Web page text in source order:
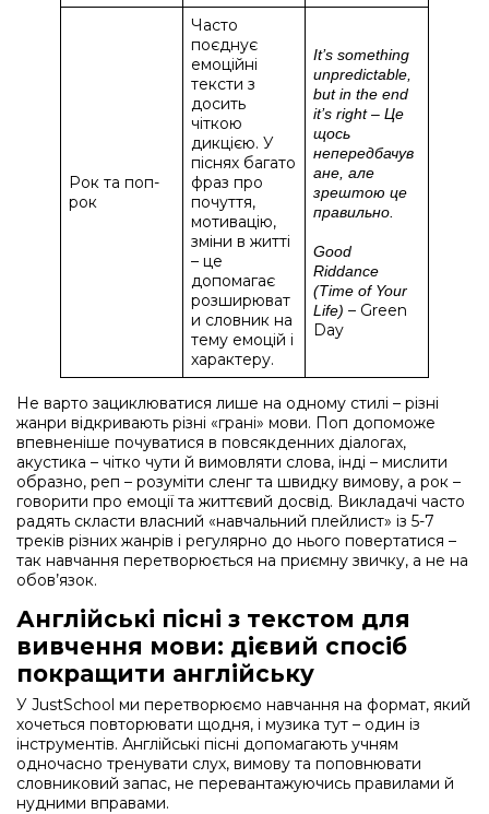
Рок та поп-
рок
Часто
поєднує
емоційні
тексти з
досить
чіткою
дикцією. У
піснях багато
фраз про
почуття,
мотивацію,
зміни в житті
– це
допомагає
розширюват
и словник на
тему емоцій і
характеру.
It’s something
unpredictable,
but in the end
it’s right – Це
щось
непередбачув
ане, але
зрештою це
правильно.
Good
Riddance
(Time of Your
Life) – Green
Day
Не варто зациклюватися лише на одному стилі – різні
жанри відкривають різні «грані» мови. Поп допоможе
впевненіше почуватися в повсякденних діалогах,
акустика – чітко чути й вимовляти слова, інді – мислити
образно, реп – розуміти сленг та швидку вимову, а рок –
говорити про емоції та життєвий досвід. Викладачі часто
радять скласти власний «навчальний плейлист» із 5-7
треків різних жанрів і регулярно до нього повертатися –
так навчання перетворюється на приємну звичку, а не на
обов’язок.
Англійські пісні з текстом для
вивчення мови: дієвий спосіб
покращити англійську
У JustSchool ми перетворюємо навчання на формат, який
хочеться повторювати щодня, і музика тут – один із
інструментів. Англійські пісні допомагають учням
одночасно тренувати слух, вимову та поповнювати
словниковий запас, не перевантажуючись правилами й
нудними вправами.